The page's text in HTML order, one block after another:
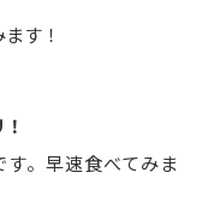
す！
。早速食べてみま